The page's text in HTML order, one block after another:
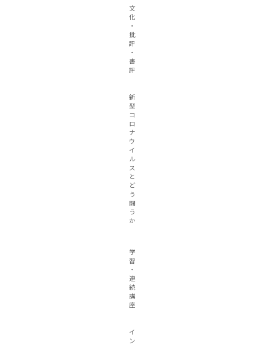
文
化
・
批
評
・
書
評
新
型
コ
ロ
ナ
ウ
イ
ル
ス
と
ど
う
闘
う
か
学
習
・
連
続
講
座
イ
ン